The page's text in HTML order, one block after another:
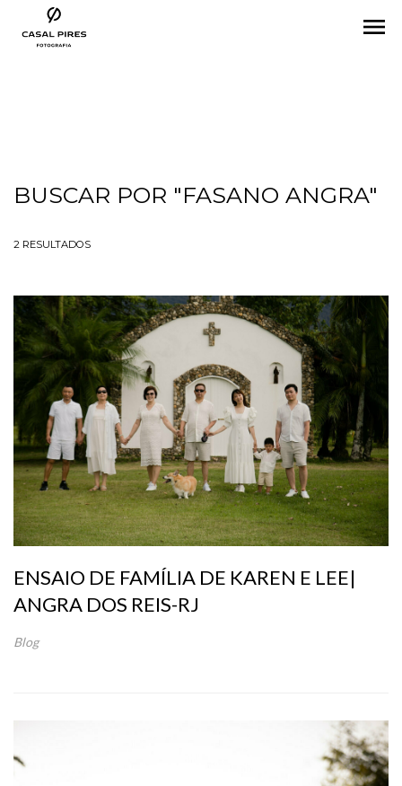
menu
BUSCAR POR "FASANO ANGRA"
2 RESULTADOS
ENSAIO DE FAMÍLIA DE KAREN E LEE|
ANGRA DOS REIS-RJ
Blog